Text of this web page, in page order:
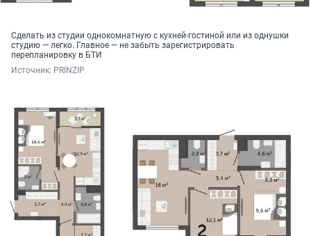
Сделать из студии однокомнатную с кухней-гостиной или из однушки
студию — легко. Главное — не забыть зарегистрировать
перепланировку в БТИ
Источник: PRINZIP